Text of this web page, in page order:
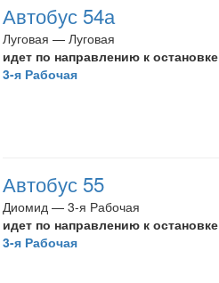
Автобус 54а
Луговая — Луговая
идет по направлению к остановке
3-я Рабочая
Автобус 55
Диомид — 3-я Рабочая
идет по направлению к остановке
3-я Рабочая